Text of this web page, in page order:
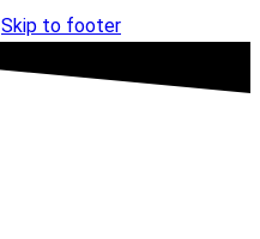
Skip to footer